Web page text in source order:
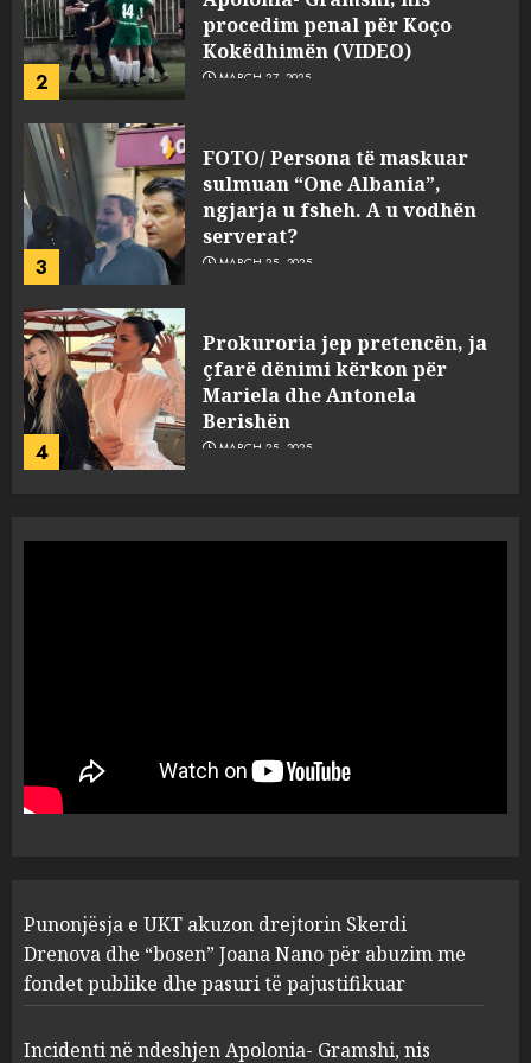
2
procedim penal për Koço
Kokëdhimën (VIDEO)
MARCH 27, 2025
3
FOTO/ Persona të maskuar
sulmuan “One Albania”,
ngjarja u fsheh. A u vodhën
serverat?
MARCH 25, 2025
4
Prokuroria jep pretencën, ja
çfarë dënimi kërkon për
Mariela dhe Antonela
Berishën
MARCH 25, 2025
1
“bosen” Joana Nano për
abuzim me fondet publike dhe
pasuri të pajustifikuar
2
Apolonia- Gramshi, nis
procedim penal për Koço
Kokëdhimën (VIDEO)
MARCH 27, 2025
Punonjësja e UKT akuzon drejtorin Skerdi
Drenova dhe “bosen” Joana Nano për abuzim me
fondet publike dhe pasuri të pajustifikuar
Incidenti në ndeshjen Apolonia- Gramshi, nis